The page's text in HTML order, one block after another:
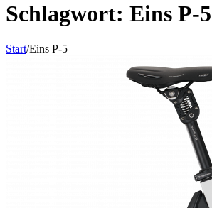
Schlagwort: Eins P-5
Start/Eins P-5